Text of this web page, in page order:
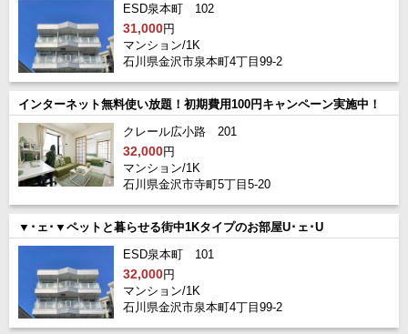
ESD泉本町 102
31,000円
マンション/1K
石川県金沢市泉本町4丁目99-2
インターネット無料使い放題！初期費用100円キャンペーン実施中！
クレール広小路 201
32,000円
マンション/1K
石川県金沢市寺町5丁目5-20
▼･ェ･▼ペットと暮らせる街中1Kタイプのお部屋U･ェ･U
ESD泉本町 101
32,000円
マンション/1K
石川県金沢市泉本町4丁目99-2